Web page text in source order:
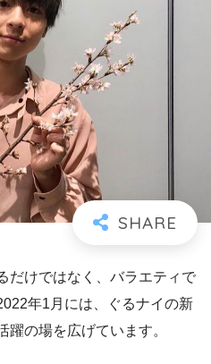
だけではなく、バラエティで
年1月には、ぐるナイの新
躍の場を広げています。